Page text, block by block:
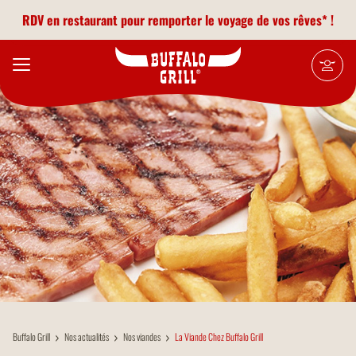
RDV en restaurant pour remporter le voyage de vos rêves* !
Buffalo Grill Nos actualités Nos viandes La Viande Chez Buffalo Grill